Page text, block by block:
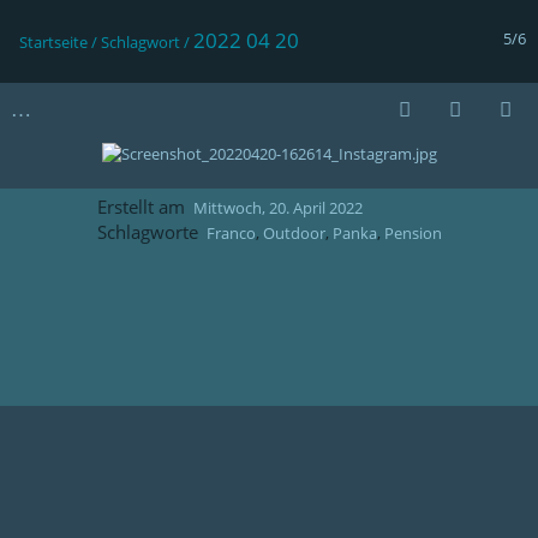
5/6
Startseite/Schlagwort/ 2022 04 20
Erstellt am Mittwoch, 20. April 2022
Schlagworte Franco, Outdoor, Panka, Pension